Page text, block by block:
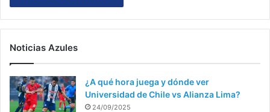
Noticias Azules
¿A qué hora juega y dónde ver
Universidad de Chile vs Alianza Lima?
24/09/2025